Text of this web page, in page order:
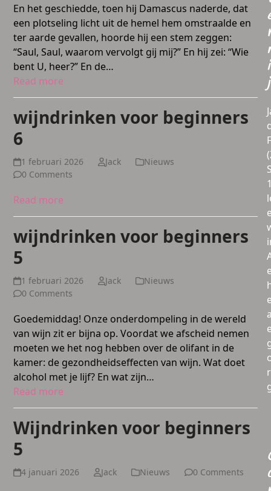
En het geschiedde, toen hij Damascus naderde, dat
een plotseling licht uit de hemel hem omstraalde en
ter aarde gevallen, hoorde hij een stem zeggen:
“Saul, Saul, waarom vervolgt gij mij?” En hij zei: “Wie
bent U, heer?” En de…
Read more
wijndrinken voor beginners
6
1 februari 2026 Jack
Nieuws
0 Comments
Read more
wijndrinken voor beginners
5
1 februari 2026 Jack
Nieuws
0 Comments
Goedemiddag! Onze onderdompeling in de wereld
van wijn zit er bijna op. Voordat we afscheid nemen
moeten we het nog hebben over de olifant in de
kamer: de gezondheidseffecten van wijn. Wat doet
alcohol met je lijf? En wat zijn…
Read more
Wijndrinken voor beginners
5
4 januari 2026 Jack Nieuws 0 Comments
i
j